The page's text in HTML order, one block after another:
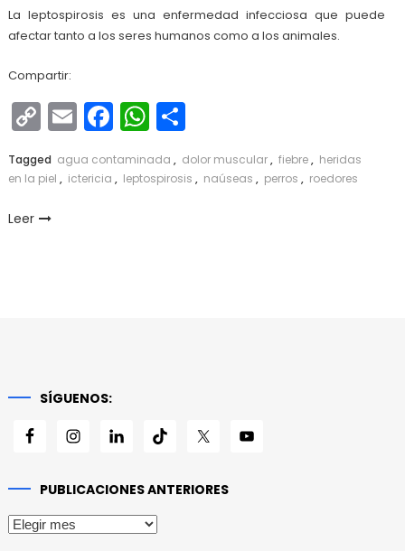
La leptospirosis es una enfermedad infecciosa que puede
afectar tanto a los seres humanos como a los animales.
Compartir:
Copy
Link
EmailFacebook
WhatsApp
Compartir
Tagged agua contaminada , dolor muscular, fiebre, heridas
en la piel , ictericia , leptospirosis , naúseas , perros , roedores
Leer
SÍGUENOS:
PUBLICACIONES ANTERIORES
Publicaciones